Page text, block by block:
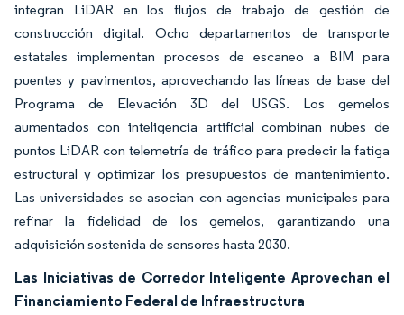
integran LiDAR en los flujos de trabajo de gestión de
construcción digital. Ocho departamentos de transporte
estatales implementan procesos de escaneo a BIM para
puentes y pavimentos, aprovechando las líneas de base del
Programa de Elevación 3D del USGS. Los gemelos
aumentados con inteligencia artificial combinan nubes de
puntos LiDAR con telemetría de tráfico para predecir la fatiga
estructural y optimizar los presupuestos de mantenimiento.
Las universidades se asocian con agencias municipales para
refinar la fidelidad de los gemelos, garantizando una
adquisición sostenida de sensores hasta 2030.
Las Iniciativas de Corredor Inteligente Aprovechan el
Financiamiento Federal de Infraestructura